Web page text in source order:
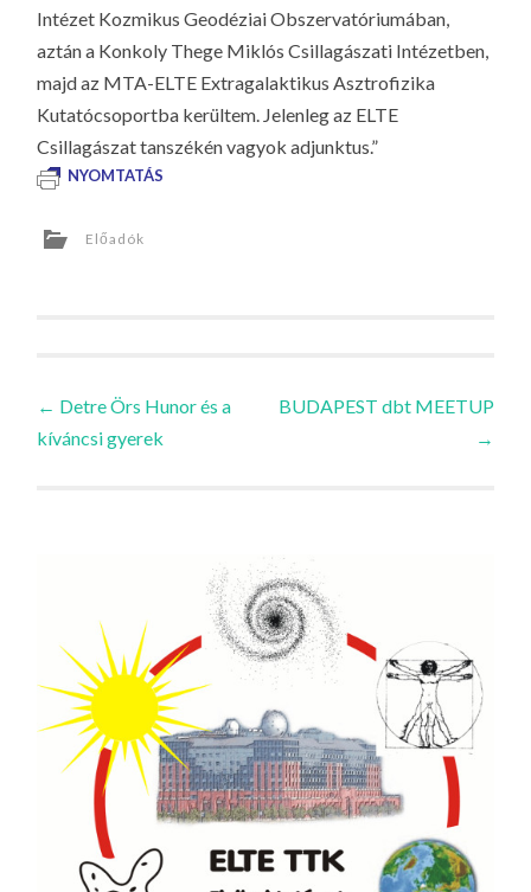
Intézet Kozmikus Geodéziai Obszervatóriumában,
aztán a Konkoly Thege Miklós Csillagászati Intézetben,
majd az MTA-ELTE Extragalaktikus Asztrofizika
Kutatócsoportba kerültem. Jelenleg az ELTE
Csillagászat tanszékén vagyok adjunktus.”
NYOMTATÁS
Előadók
Bejegyzések
navigációja
← Detre Örs Hunor és a
kíváncsi gyerek
BUDAPEST dbt MEETUP
→